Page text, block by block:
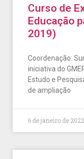
Curso de
Educação
2019)
Coordenação:
iniciativa do
Estudo e
de ampliação
6 de janeiro de 2022